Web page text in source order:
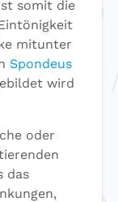
somit die
mitunter
Spondeus
wird
oder
das